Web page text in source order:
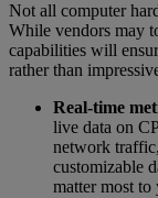
Not all computer
While vendors may
capabilities will
rather than
Real-time
live data on
network
customizable
matter most